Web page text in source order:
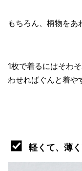
もちろん、柄物をあ
1枚で着るにはそわ
わせればぐんと着や
軽くて、薄